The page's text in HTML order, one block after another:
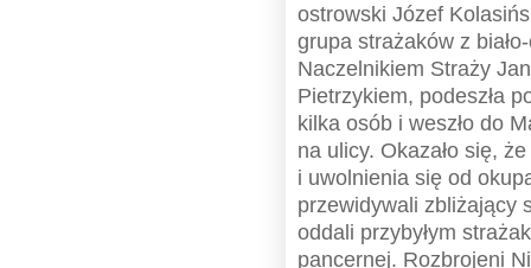
ostrowski Józef
grupa strażaków z
Naczelnikiem Straży
Pietrzykiem, podeszła
kilka osób i weszło do
na ulicy. Okazało się,
i uwolnienia się od
przewidywali zbliżający
oddali przybyłym
pancernej. Rozbrojeni